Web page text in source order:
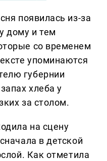
появилась из-за
дому и тем
со временем
упоминаются
губернии
хлеба у
за столом.
на сцену
в детской
Как отметила